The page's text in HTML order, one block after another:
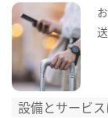
設備とサービ